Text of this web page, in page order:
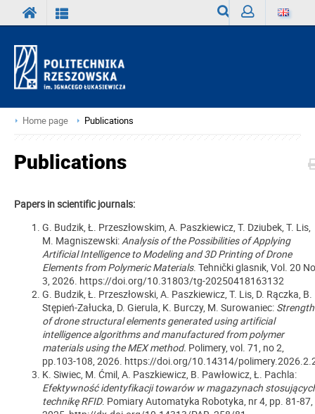
Home page Publications
Publications
Papers in scientific journals:
G. Budzik, Ł. Przeszłowskim, A. Paszkiewicz, T. Dziubek, T. Lis,
M. Magniszewski:Analysis of the Possibilities of Applying
Artificial Intelligence to Modeling and 3D Printing of Drone
Elements from Polymeric Materials. Tehnički glasnik, Vol. 20
3, 2026. https://doi.org/10.31803/tg-20250418163132
G. Budzik, Ł. Przeszłowski, A. Paszkiewicz, T. Lis, D. Rączka, B.
Stępień-Załucka, D. Gierula, K. Burczy, M. Surowaniec: Strength
of drone structural elements generated using artificial
intelligence algorithms and manufactured from polymer
materials using the MEX method. Polimery, vol. 71, no 2,
pp.103-108, 2026. https://doi.org/10.14314/
K. Siwiec, M. Ćmil, A. Paszkiewicz, B. Pawłowicz, Ł. Pachla:
Efektywność identyfikacji towarów w magazynach
technikę RFID. Pomiary Automatyka Robotyka, nr 4, pp. 81-87,